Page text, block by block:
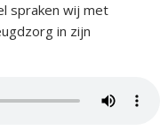
spraken wij met
in zijn